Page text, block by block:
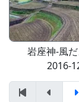
岩座神-風
2016-